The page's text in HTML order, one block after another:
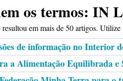
os termos: IN
em mais de 50 artigos. Utilize
de informação no Interior
a Alimentação Equilibrada e